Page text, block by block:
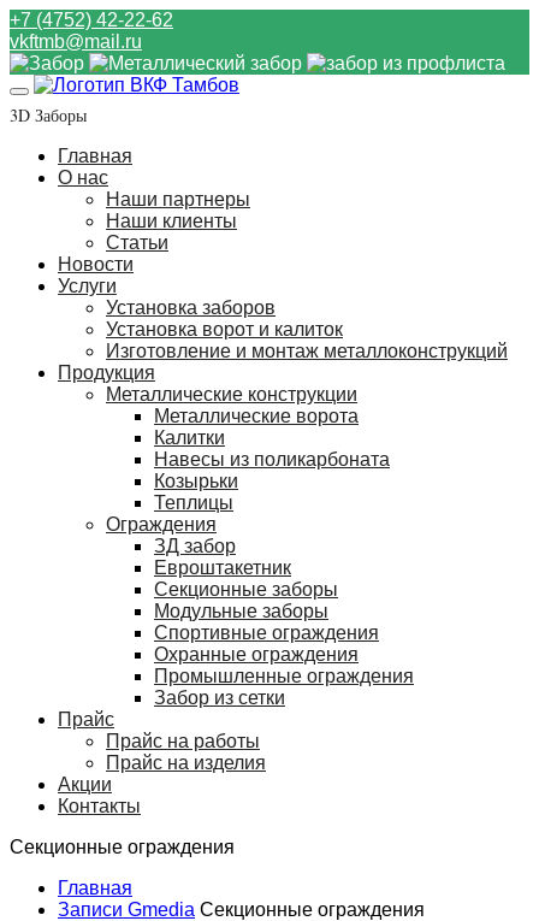
+7 (4752) 42-22-62
vkftmb@mail.ru
3D Заборы
Главная
О нас
Наши партнеры
Наши клиенты
Статьи
Новости
Услуги
Установка заборов
Установка ворот и калиток
Изготовление и монтаж металлоконструкций
Продукция
Металлические конструкции
Металлические ворота
Калитки
Навесы из поликарбоната
Козырьки
Теплицы
Ограждения
ЗД забор
Евроштакетник
Секционные заборы
Модульные заборы
Спортивные ограждения
Охранные ограждения
Промышленные ограждения
Забор из сетки
Прайс
Прайс на работы
Прайс на изделия
Акции
Контакты
Секционные ограждения
Главная
Записи Gmedia Секционные ограждения